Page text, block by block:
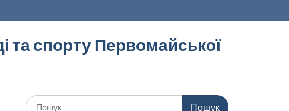
та спорту Первомайської
Шукати: